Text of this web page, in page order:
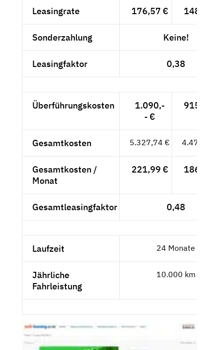
Leasingrate 176,57 € 148,38
Sonderzahlung Keine!
Leasingfaktor 0,38
Überführungskosten
1.090,-
- €
915,97
Gesamtkosten 5.327,74 € 4.477,09
Gesamtkosten /
Monat
221,99 € 186,55
Gesamtleasingfaktor 0,48
Laufzeit 24 Monate
Jährliche
Fahrleistung
10.000 km